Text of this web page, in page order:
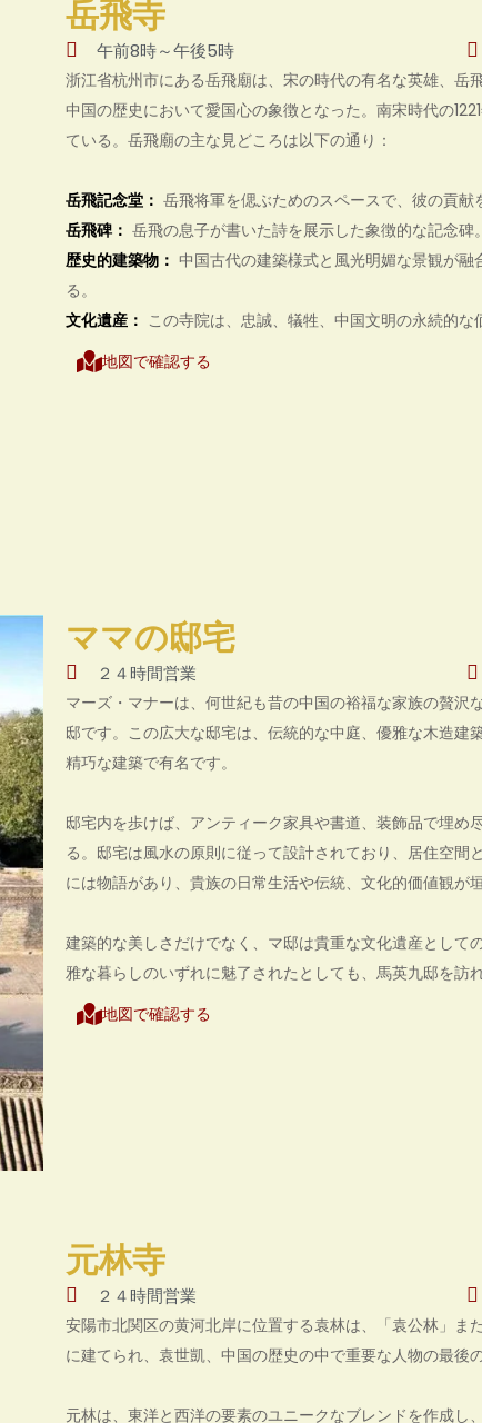
岳飛寺
午前8時～午後5時
浙江省杭州市にある岳飛廟は、宋の時代の有名な英雄、岳
中国の歴史において愛国心の象徴となった。南宋時代の
ている。岳飛廟の主な見どころは以下の通り：
岳飛記念堂： 岳飛将軍を偲ぶためのスペースで、彼の貢献
岳飛碑： 岳飛の息子が書いた詩を展示した象徴的な記念碑。
歴史的建築物： 中国古代の建築様式と風光明媚な景観が
る。
文化遺産： この寺院は、忠誠、犠牲、中国文明の永続的な
地図で確認する
ママの邸宅
２４時間営業
マーズ・マナーは、何世紀も昔の中国の裕福な家族の贅
邸です。この広大な邸宅は、伝統的な中庭、優雅な木造建
精巧な建築で有名です。
邸宅内を歩けば、アンティーク家具や書道、装飾品で埋め
る。邸宅は風水の原則に従って設計されており、居住空
には物語があり、貴族の日常生活や伝統、文化的価値観が
建築的な美しさだけでなく、マ邸は貴重な文化遺産とし
雅な暮らしのいずれに魅了されたとしても、馬英九邸を訪
地図で確認する
元林寺
２４時間営業
安陽市北関区の黄河北岸に位置する袁林は、「袁公林」ま
に建てられ、袁世凱、中国の歴史の中で重要な人物の最後
元林は、東洋と西洋の要素のユニークなブレンドを作成